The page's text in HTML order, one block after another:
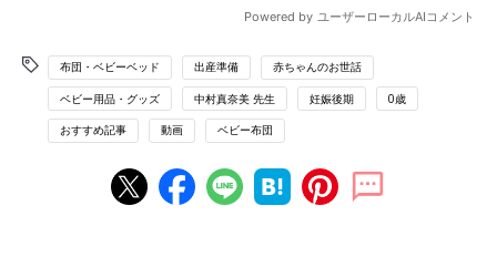
布団・ベビーベッド 出産準備 赤ちゃんのお世話
ベビー用品・グッズ 中村真奈美 先生 妊娠後期 0歳
おすすめ記事 動画 ベビー布団